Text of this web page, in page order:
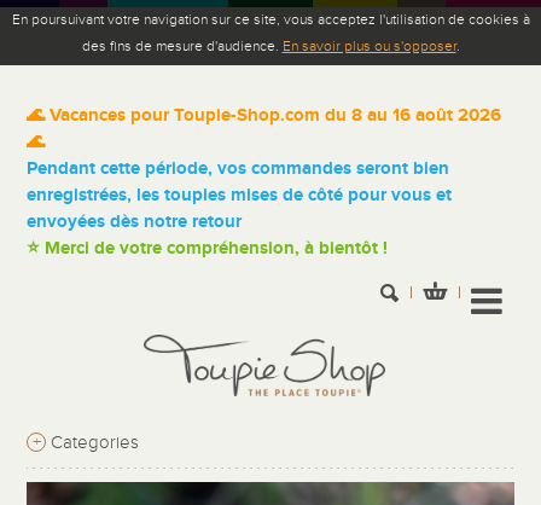
En poursuivant votre navigation sur ce site, vous acceptez l'utilisation de cookies à
des fins de mesure d'audience. En savoir plus ou s'opposer.
🌊 Vacances pour Toupie-Shop.com du 8 au 16 août 2026
🌊
Pendant cette période, vos commandes seront bien
enregistrées, les toupies mises de côté pour vous et
envoyées dès notre retour
⭐ Merci de votre compréhension, à bientôt !
+ Categories